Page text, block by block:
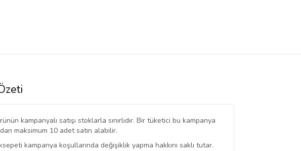
kampanyalı satışı stoklarla sınırlıdır. Bir tüketici bu kampanya
maksimum 10 adet satın alabilir.
kampanya koşullarında değişiklik yapma hakkını saklı tutar.